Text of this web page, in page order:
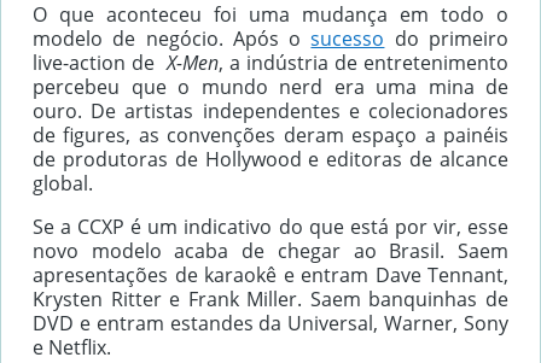
O que aconteceu foi uma mudança em todo o
modelo de negócio. Após osucesso do primeiro
live-action deX-Men, a indústria de entretenimento
percebeu que o mundo nerd era uma mina de
ouro. De artistas independentes e colecionadores
de figures, as convenções deram espaço a painéis
de produtoras de Hollywood e editoras de alcance
global.
Se a CCXP é um indicativo do que está por vir, esse
novo modelo acaba de chegar ao Brasil. Saem
apresentações de karaokê e entram Dave Tennant,
Krysten Ritter e Frank Miller. Saem banquinhas de
DVD e entram estandes da Universal, Warner, Sony
e Netflix.